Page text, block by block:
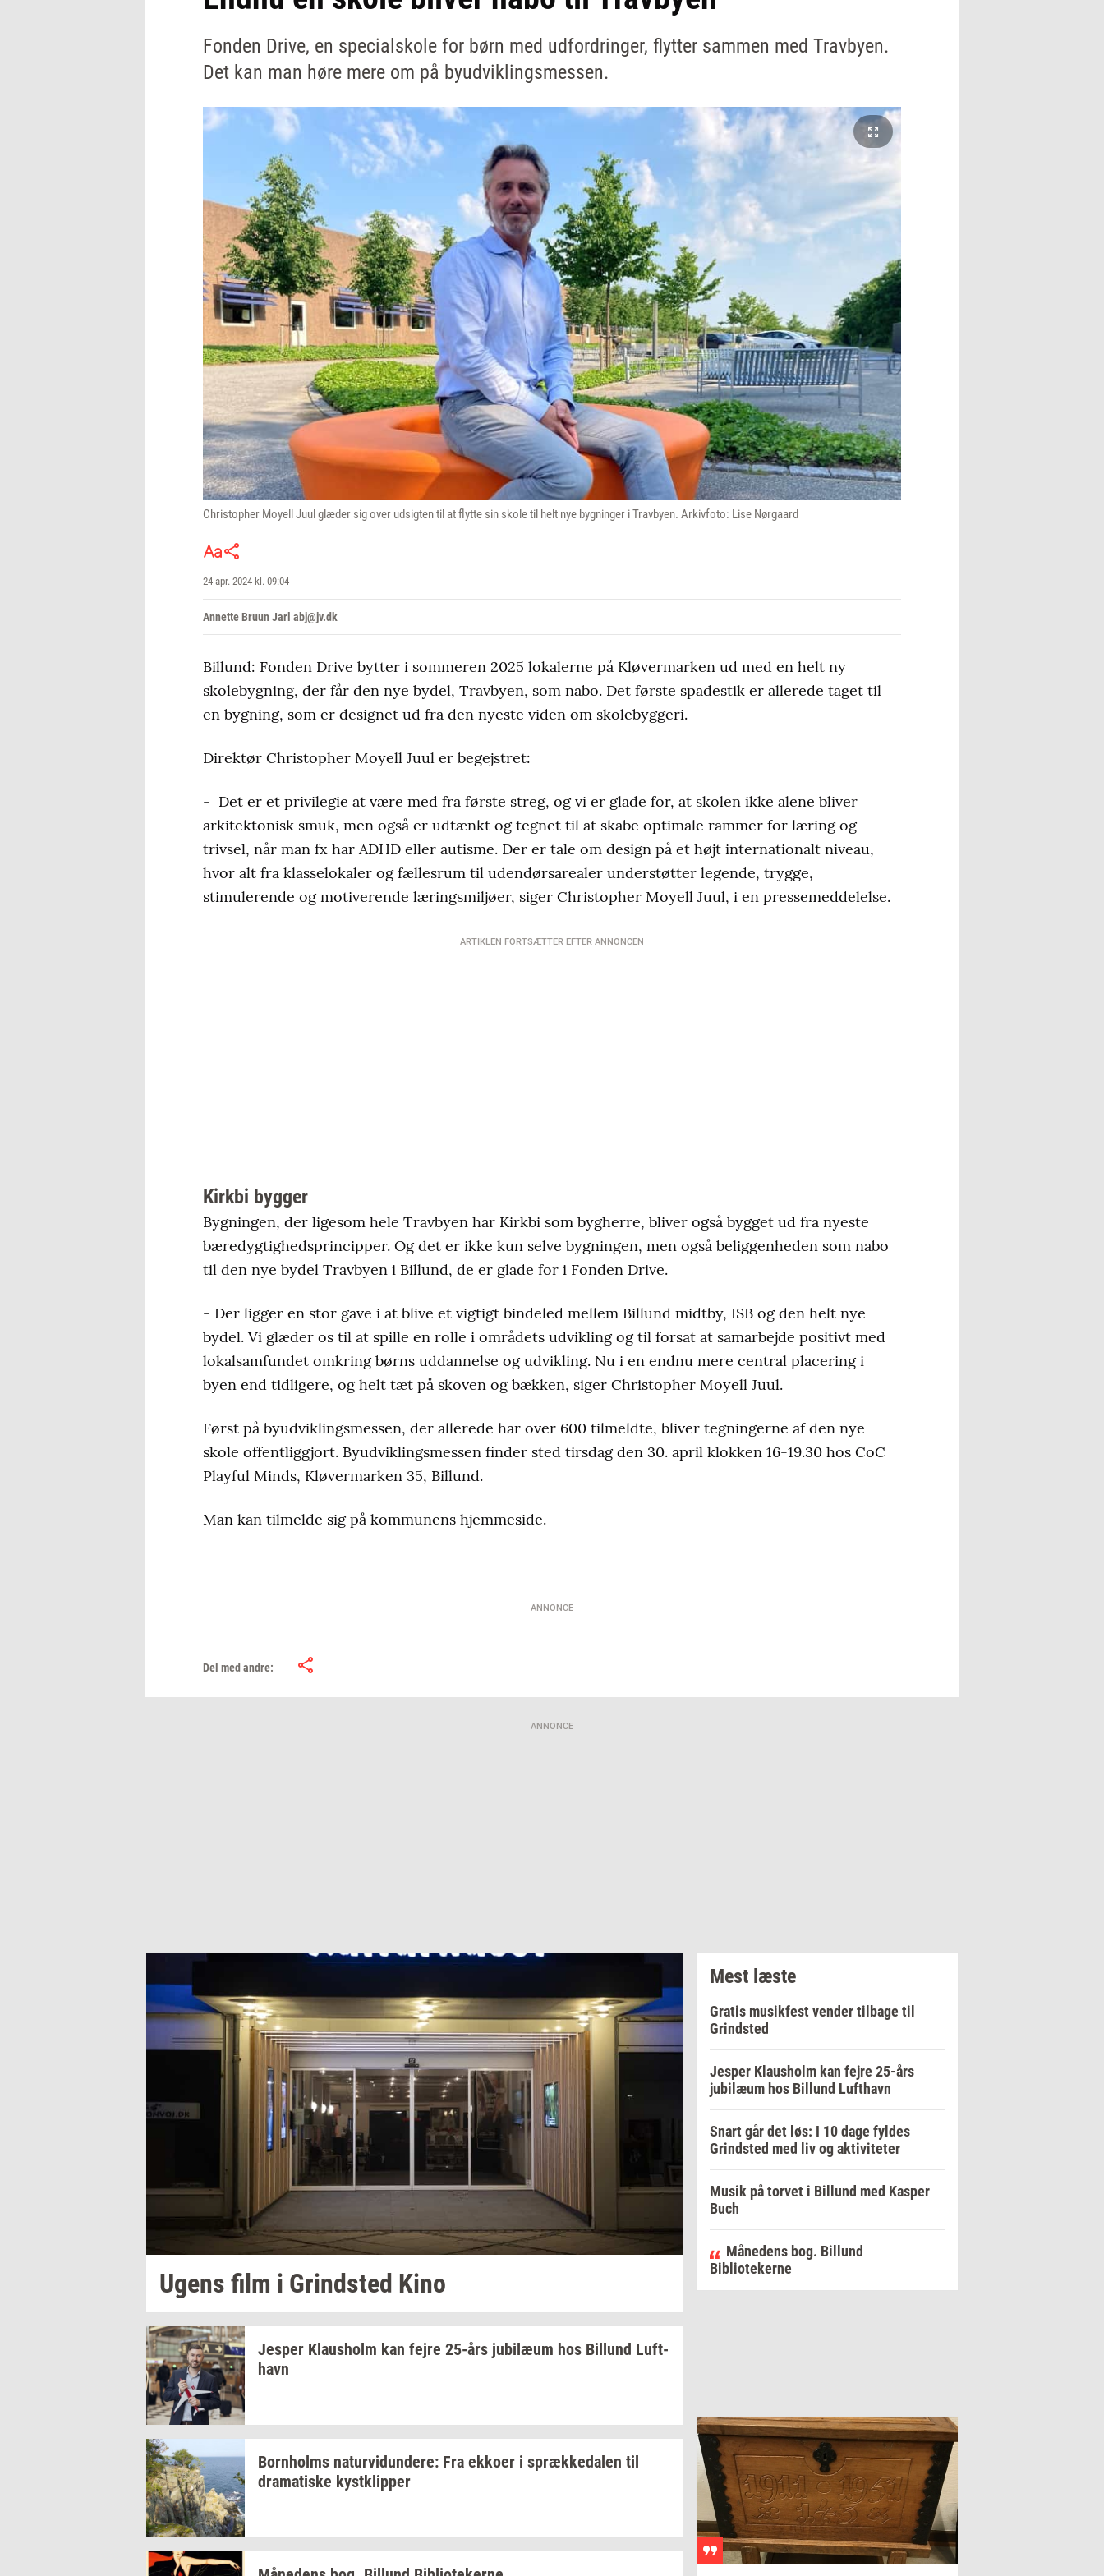
Fonden Drive, en specialskole for børn med udfordringer, flytter sammen med Travbyen.
Det kan man høre mere om på byudviklingsmessen.
Christopher Moyell Juul glæder sig over udsigten til at flytte sin skole til helt nye bygninger i Travbyen. Arkivfoto: Lise Nørgaard
24 apr. 2024 kl. 09:04
Annette Bruun Jarl abj@jv.dk
Billund: Fonden Drive bytter i sommeren 2025 lokalerne på Kløvermarken ud med en helt ny
skolebygning, der får den nye bydel, Travbyen, som nabo. Det første spadestik er allerede taget til
en bygning, som er designet ud fra den nyeste viden om skolebyggeri.
Direktør Christopher Moyell Juul er begejstret:
- Det er et privilegie at være med fra første streg, og vi er glade for, at skolen ikke alene bliver
arkitektonisk smuk, men også er udtænkt og tegnet til at skabe optimale rammer for læring og
trivsel, når man fx har ADHD eller autisme. Der er tale om design på et højt internationalt niveau,
hvor alt fra klasselokaler og fællesrum til udendørsarealer understøtter legende, trygge,
stimulerende og motiverende læringsmiljøer, siger Christopher Moyell Juul, i en pressemeddelelse.
ARTIKLEN FORTSÆTTER EFTER ANNONCEN
Kirkbi bygger
Bygningen, der ligesom hele Travbyen har Kirkbi som bygherre, bliver også bygget ud fra nyeste
bæredygtighedsprincipper. Og det er ikke kun selve bygningen, men også beliggenheden som nabo
til den nye bydel Travbyen i Billund, de er glade for i Fonden Drive.
- Der ligger en stor gave i at blive et vigtigt bindeled mellem Billund midtby, ISB og den helt nye
bydel. Vi glæder os til at spille en rolle i områdets udvikling og til forsat at samarbejde positivt med
lokalsamfundet omkring børns uddannelse og udvikling. Nu i en endnu mere central placering i
byen end tidligere, og helt tæt på skoven og bækken, siger Christopher Moyell Juul.
Først på byudviklingsmessen, der allerede har over 600 tilmeldte, bliver tegningerne af den nye
skole offentliggjort. Byudviklingsmessen finder sted tirsdag den 30. april klokken 16-19.30 hos CoC
Playful Minds, Kløvermarken 35, Billund.
Man kan tilmelde sig på kommunens hjemmeside.
ANNONCE
Del med andre:
ANNONCE
Ugens film i Grind­sted Kino
Jes­per Klaus­holm kan fejre 25-års ju­bilæum hos Bil­lund Luft­
havn
Born­holms na­tur­vi­dun­de­re: Fra ek­ko­er i spræk­ke­da­len til
dra­ma­ti­ske kyst­klip­per
Mest læste
Gratis musikfest vender tilbage til
Grindsted
Jesper Klausholm kan fejre 25-års
jubilæum hos Billund Lufthavn
Snart går det løs: I 10 dage fyldes
Grindsted med liv og aktiviteter
Musik på torvet i Billund med Kasper
Buch
Månedens bog. Billund
Bibliotekerne